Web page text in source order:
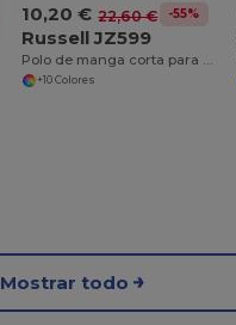
10,20 € 22,60 € -55%
Russell JZ599
+10 Colores
Mostrar todo